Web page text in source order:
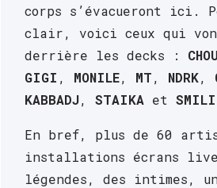
corps s’évacueront ici.
clair, voici ceux qui
derrière les decks :
GIGI , MONILE, MT, NDRK,
KABBADJ, STAIKA et SMILI
En bref, plus de 60
installations écrans
légendes, des intimes,